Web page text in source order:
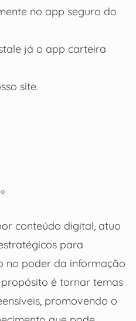
no app seguro do
já o app carteira
site.
conteúdo digital, atuo
para
no poder da informação
é tornar temas
promovendo o